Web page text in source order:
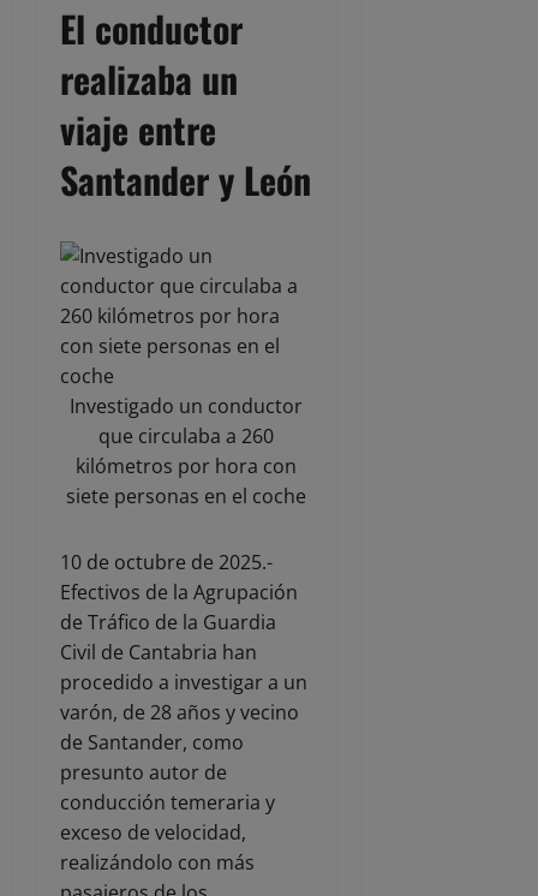
El conductor
realizaba un
viaje entre
Santander y León
Investigado un conductor
que circulaba a 260
kilómetros por hora con
siete personas en el coche
10 de octubre de 2025.-
Efectivos de la Agrupación
de Tráfico de la Guardia
Civil de Cantabria han
procedido a investigar a un
varón, de 28 años y vecino
de Santander, como
presunto autor de
conducción temeraria y
exceso de velocidad,
realizándolo con más